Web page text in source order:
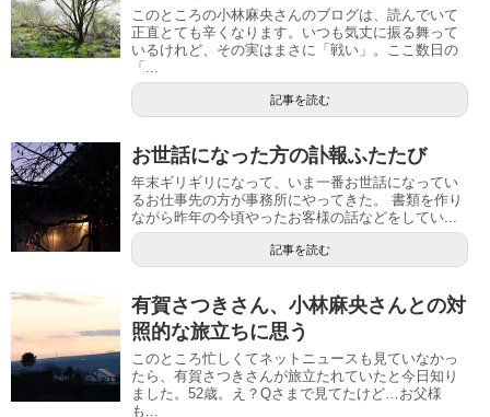
このところの小林麻央さんのブログは、読んでいて
正直とても辛くなります。いつも気丈に振る舞って
いるけれど、その実はまさに「戦い」。ここ数日の
「...
記事を読む
お世話になった方の訃報ふたたび
年末ギリギリになって、いま一番お世話になってい
るお仕事先の方が事務所にやってきた。 書類を作り
ながら昨年の今頃やったお客様の話などをしてい...
記事を読む
有賀さつきさん、小林麻央さんとの対
照的な旅立ちに思う
このところ忙しくてネットニュースも見ていなかっ
たら、有賀さつきさんが旅立たれていたと今日知り
ました。52歳。え？Qさまで見てたけど…お父様
も...